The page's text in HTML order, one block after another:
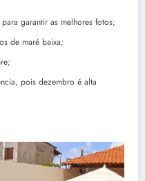
garantir as melhores fotos;
de maré baixa;
pois dezembro é alta